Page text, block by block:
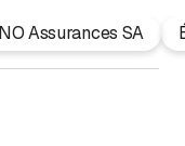
Assurances SA